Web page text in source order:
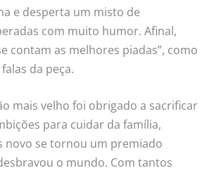
e desperta um misto de
com muito humor. Afinal,
contam as melhores piadas”, como
da peça.
mais velho foi obrigado a sacrificar
para cuidar da família,
novo se tornou um premiado
o mundo. Com tantos